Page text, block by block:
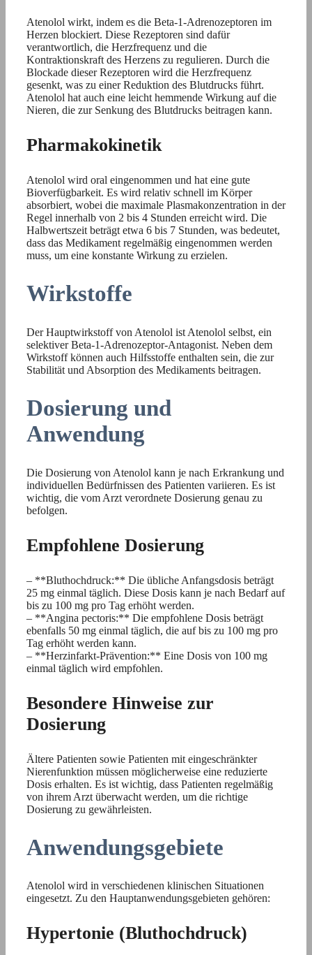
Atenolol wirkt, indem es die Beta-1-Adrenozeptoren im
Herzen blockiert. Diese Rezeptoren sind dafür
verantwortlich, die Herzfrequenz und die
Kontraktionskraft des Herzens zu regulieren. Durch die
Blockade dieser Rezeptoren wird die Herzfrequenz
gesenkt, was zu einer Reduktion des Blutdrucks führt.
Atenolol hat auch eine leicht hemmende Wirkung auf die
Nieren, die zur Senkung des Blutdrucks beitragen kann.
Pharmakokinetik
Atenolol wird oral eingenommen und hat eine gute
Bioverfügbarkeit. Es wird relativ schnell im Körper
absorbiert, wobei die maximale Plasmakonzentration in der
Regel innerhalb von 2 bis 4 Stunden erreicht wird. Die
Halbwertszeit beträgt etwa 6 bis 7 Stunden, was bedeutet,
dass das Medikament regelmäßig eingenommen werden
muss, um eine konstante Wirkung zu erzielen.
Wirkstoffe
Der Hauptwirkstoff von Atenolol ist Atenolol selbst, ein
selektiver Beta-1-Adrenozeptor-Antagonist. Neben dem
Wirkstoff können auch Hilfsstoffe enthalten sein, die zur
Stabilität und Absorption des Medikaments beitragen.
Dosierung und
Anwendung
Die Dosierung von Atenolol kann je nach Erkrankung und
individuellen Bedürfnissen des Patienten variieren. Es ist
wichtig, die vom Arzt verordnete Dosierung genau zu
befolgen.
Empfohlene Dosierung
– **Bluthochdruck:** Die übliche Anfangsdosis beträgt
25 mg einmal täglich. Diese Dosis kann je nach Bedarf auf
bis zu 100 mg pro Tag erhöht werden.
– **Angina pectoris:** Die empfohlene Dosis beträgt
ebenfalls 50 mg einmal täglich, die auf bis zu 100 mg pro
Tag erhöht werden kann.
– **Herzinfarkt-Prävention:** Eine Dosis von 100 mg
einmal täglich wird empfohlen.
Besondere Hinweise zur
Dosierung
Ältere Patienten sowie Patienten mit eingeschränkter
Nierenfunktion müssen möglicherweise eine reduzierte
Dosis erhalten. Es ist wichtig, dass Patienten regelmäßig
von ihrem Arzt überwacht werden, um die richtige
Dosierung zu gewährleisten.
Anwendungsgebiete
Atenolol wird in verschiedenen klinischen Situationen
eingesetzt. Zu den Hauptanwendungsgebieten gehören:
Hypertonie (Bluthochdruck)